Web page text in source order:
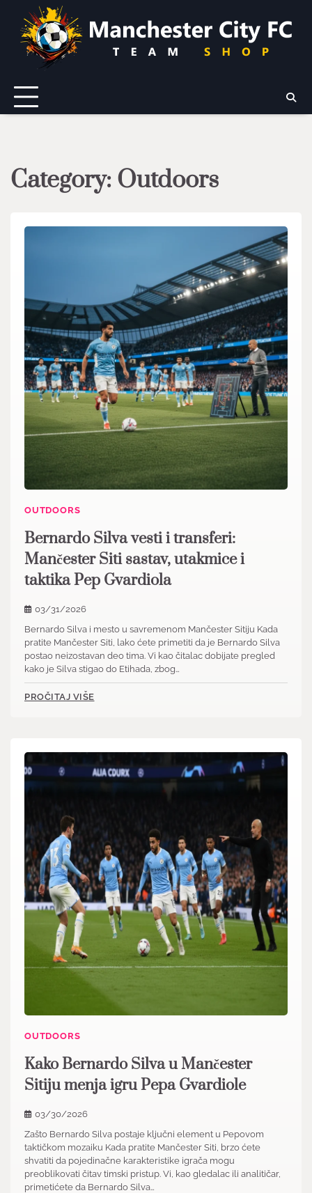
content
Category: Outdoors
OUTDOORS
Bernardo Silva vesti i transferi:
Mančester Siti sastav, utakmice i
taktika Pep Gvardiola
03/31/2026
Bernardo Silva i mesto u savremenom Mančester Sitiju Kada
pratite Mančester Siti, lako ćete primetiti da je Bernardo Silva
postao neizostavan deo tima. Vi kao čitalac dobijate pregled
kako je Silva stigao do Etihada, zbog…
PROČITAJ VIŠE
OUTDOORS
Kako Bernardo Silva u Mančester
Sitiju menja igru Pepa Gvardiole
03/30/2026
Zašto Bernardo Silva postaje ključni element u Pepovom
taktičkom mozaiku Kada pratite Mančester Siti, brzo ćete
shvatiti da pojedinačne karakteristike igrača mogu
preoblikovati čitav timski pristup. Vi, kao gledalac ili analitičar,
primetićete da Bernardo Silva…